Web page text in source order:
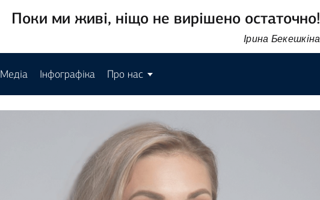
Поки ми живі, ніщо не вирішено остаточно!
Ірина Бекешкіна
Медіа Інфографіка Про нас